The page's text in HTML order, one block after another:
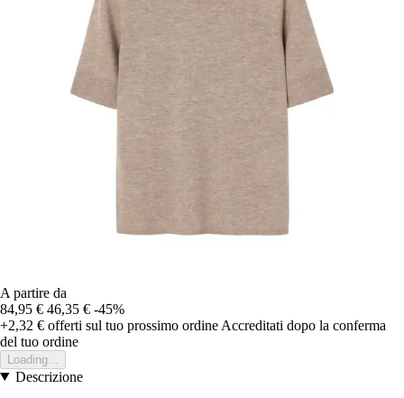
A partire da
84,95 € 46,35 € -45%
+2,32 € offerti sul tuo prossimo ordine Accreditati dopo la conferma
del tuo ordine
Loading...
Descrizione